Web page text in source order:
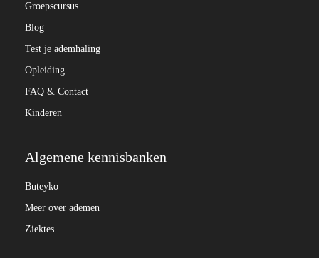
Groepscursus
Blog
Test je ademhaling
Opleiding
FAQ & Contact
Kinderen
Algemene kennisbanken
Buteyko
Meer over ademen
Ziektes